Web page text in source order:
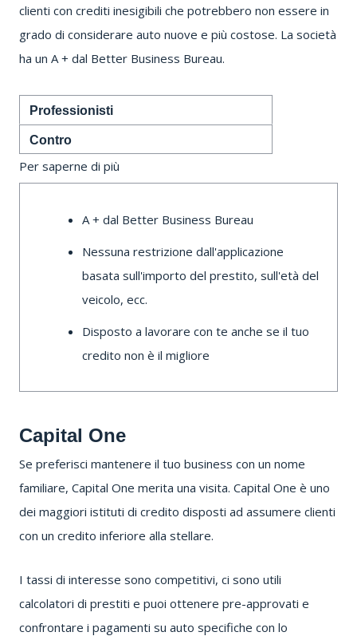
clienti con crediti inesigibili che potrebbero non essere in
grado di considerare auto nuove e più costose. La società
ha un A + dal Better Business Bureau.
Professionisti
Contro
Per saperne di più
A + dal Better Business Bureau
Nessuna restrizione dall'applicazione
basata sull'importo del prestito, sull'età del
veicolo, ecc.
Disposto a lavorare con te anche se il tuo
credito non è il migliore
Capital One
Se preferisci mantenere il tuo business con un nome
familiare, Capital One merita una visita. Capital One è uno
dei maggiori istituti di credito disposti ad assumere clienti
con un credito inferiore alla stellare.
I tassi di interesse sono competitivi, ci sono utili
calcolatori di prestiti e puoi ottenere pre-approvati e
confrontare i pagamenti su auto specifiche con lo